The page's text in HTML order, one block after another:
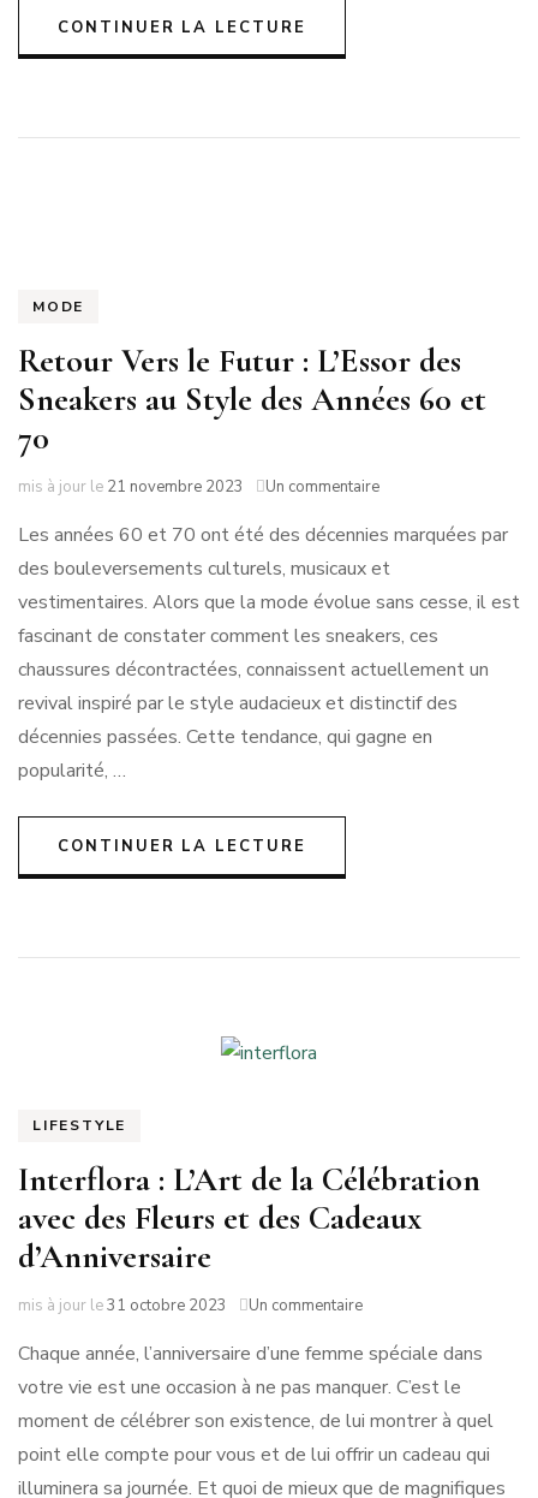
CONTINUER LA LECTURE
MODE
Retour Vers le Futur : L’Essor des
Sneakers au Style des Années 60 et
70
mis à jour le 21 novembre 2023 Un commentairesur
Vers
le
Futur
:
L’Essor
Sneakers
au
des
Les années 60 et 70 ont été des décennies marquées par
des bouleversements culturels, musicaux et
vestimentaires. Alors que la mode évolue sans cesse, il est
fascinant de constater comment les sneakers, ces
chaussures décontractées, connaissent actuellement un
revival inspiré par le style audacieux et distinctif des
décennies passées. Cette tendance, qui gagne en
popularité, …
CONTINUER LA LECTURE
LIFESTYLE
Interflora : L’Art de la Célébration
avec des Fleurs et des Cadeaux
d’Anniversaire
mis à jour le31 octobre 2023 Un commentairesur
:
de
la
Célébration
Chaque année, l’anniversaire d’une femme spéciale dans
votre vie est une occasion à ne pas manquer. C’est le
moment de célébrer son existence, de lui montrer à quel
point elle compte pour vous et de lui offrir un cadeau qui
illuminera sa journée. Et quoi de mieux que de magnifiques